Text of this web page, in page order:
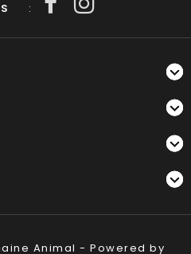
:
Animal - Powered by